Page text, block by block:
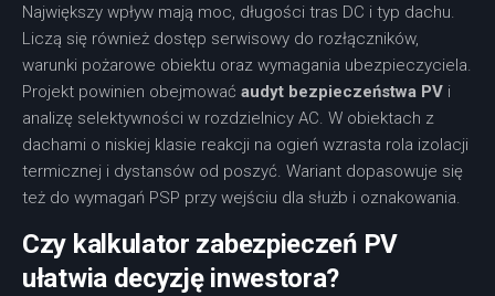
Największy wpływ mają moc, długości tras DC i typ dachu.
Liczą się również dostęp serwisowy do rozłączników,
warunki pożarowe obiektu oraz wymagania ubezpieczyciela.
Projekt powinien obejmować audyt bezpieczeństwa PV i
analizę selektywności w rozdzielnicy AC. W obiektach z
dachami o niskiej klasie reakcji na ogień wzrasta rola izolacji
termicznej i dystansów od poszyć. Wariant dopasowuje się
też do wymagań PSP przy wejściu dla służb i oznakowania.
Czy kalkulator zabezpieczeń PV
ułatwia decyzję inwestora?